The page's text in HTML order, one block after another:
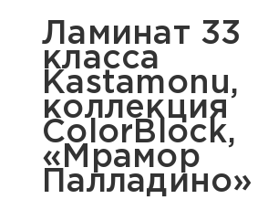
Ламинат 33
класса
Kastamonu,
коллекция
ColorBlock,
«Мрамор
Палладино»